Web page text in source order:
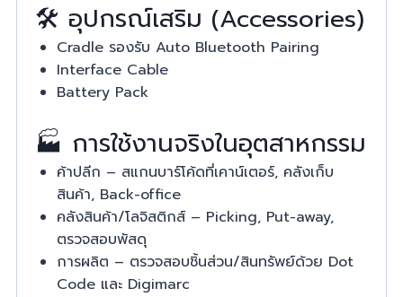
🛠️ อุปกรณ์เสริม (Accessories)
Cradle รองรับ Auto Bluetooth Pairing
Interface Cable
Battery Pack
🏭 การใช้งานจริงในอุตสาหกรรม
ค้าปลีก – สแกนบาร์โค้ดที่เคาน์เตอร์, คลังเก็บ
สินค้า, Back-office
คลังสินค้า/โลจิสติกส์ – Picking, Put-away,
ตรวจสอบพัสดุ
การผลิต – ตรวจสอบชิ้นส่วน/สินทรัพย์ด้วย Dot
Code และ Digimarc